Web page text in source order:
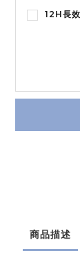
12H長
商品描述